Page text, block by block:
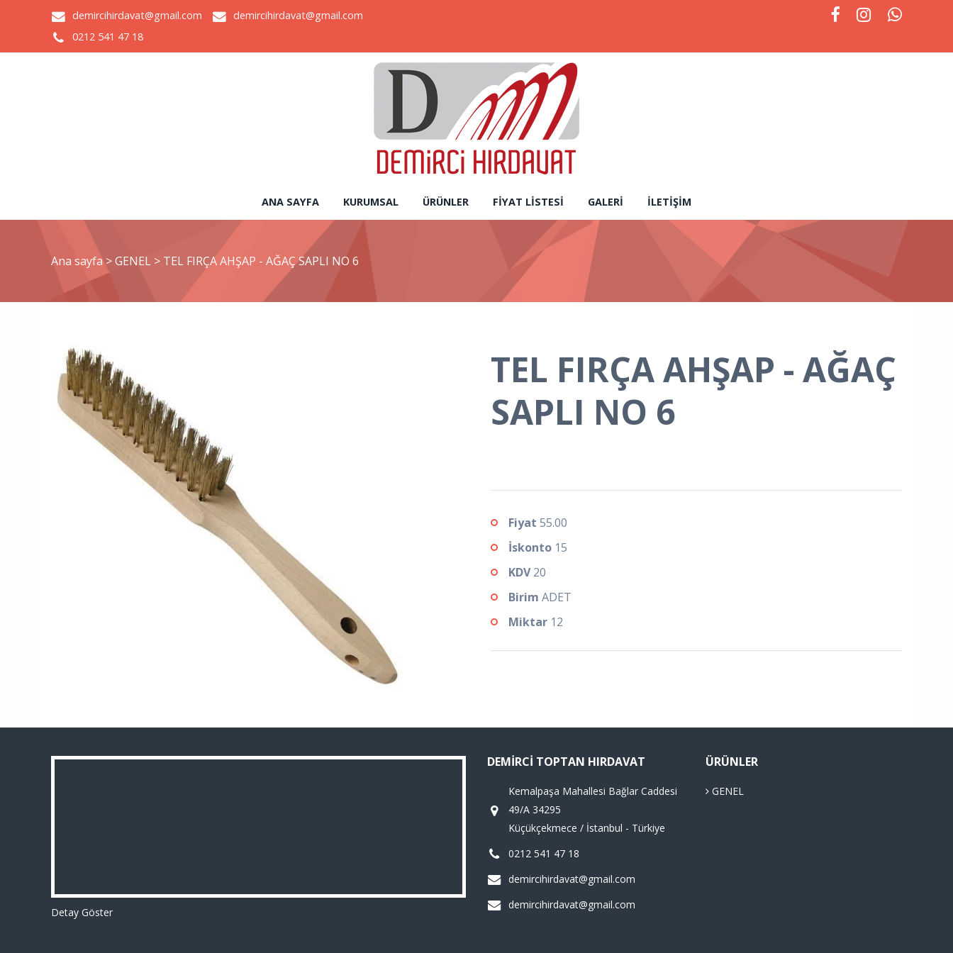
demircihirdavat@gmail.com
demircihirdavat@gmail.com
0212 541 47 18
ANA SAYFA KURUMSAL ÜRÜNLER FIYAT LISTESI GALERI İLETIŞIM
Ana sayfa >GENEL > TEL FIRÇA AHŞAP - AĞAÇ SAPLI NO 6
TEL FIRÇA AHŞAP - AĞAÇ
SAPLI NO 6
Fiyat 55.00
İskonto 15
KDV20
Birim ADET
Miktar 12
Detay Göster
DEMIRCI TOPTAN HIRDAVAT
Kemalpaşa Mahallesi Bağlar Caddesi
49/A 34295
Küçükçekmece / İstanbul - Türkiye
0212 541 47 18
demircihirdavat@gmail.com
demircihirdavat@gmail.com
ÜRÜNLER
GENEL